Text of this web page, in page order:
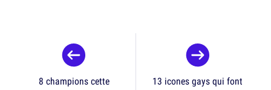
8 champions cette
13 icones gays qui font